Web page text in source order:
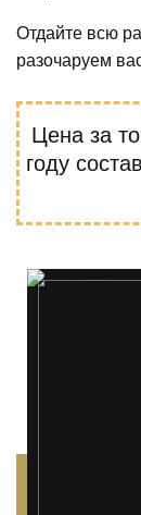
Отдайте всю
разочаруем
Цена за
году